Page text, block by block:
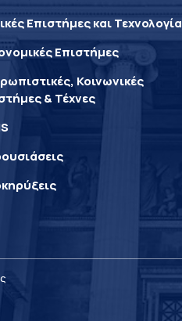
Επιστήμες και Τεχνολογία
Επιστήμες
Κοινωνικές
& Τέχνες